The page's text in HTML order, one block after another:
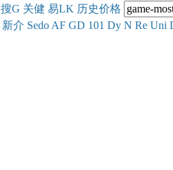
搜G 关健 易LK 历史价格
新介 Sedo AF GD 101 Dy N Re Uni